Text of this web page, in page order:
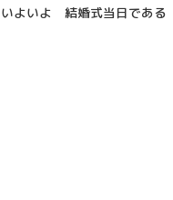
いよいよ 結婚式当日である